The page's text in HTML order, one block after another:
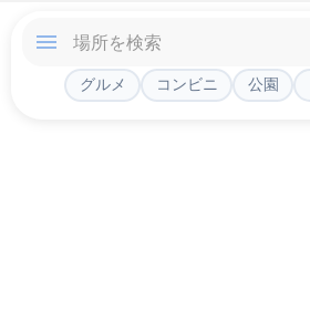
グルメ コンビニ 公園